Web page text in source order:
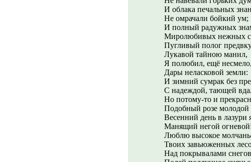
И облака печальных
Не омрачали бойкий ум;
И полный радужных
Миролюбивых нежных
Пугливый полог
Лукавой тайною манил,
Я полюбил, ещё несмело,
Дары неласковой земли:
И зимний сумрак без
С надеждой, тающей
Но потому-то и
Подобный розе молодой
Весенний день в лазури
Манящий негой
Люблю высокое
Твоих завьюженных
Над покрывалами снегов